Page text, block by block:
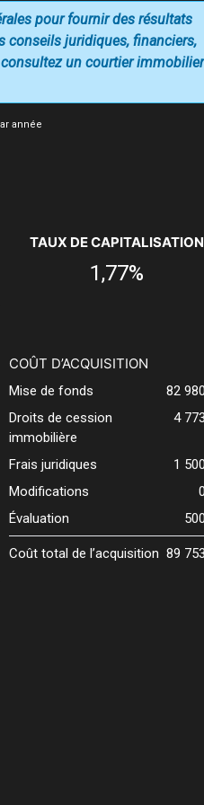
année
pour fournir des résultats
conseils juridiques, financiers,
un courtier immobilier
TAUX DE CAPITALISATION
1,77%
COÛT D’ACQUISITION
Mise de fonds
82
Droits de cession
immobilière
4
Frais juridiques
1
Modifications
Évaluation
Coût total de l’acquisition 89